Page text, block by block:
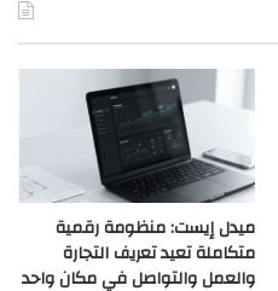
ميدل إيست: منظومة رقمية
متكاملة تعيد تعريف التجارة
والعمل والتواصل في مكان واحد